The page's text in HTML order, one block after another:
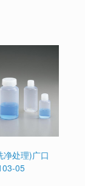
净处理)广口
05